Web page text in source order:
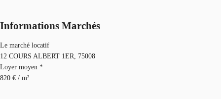
Informations Marchés
Le marché locatif
12 COURS ALBERT 1ER, 75008
Loyer moyen *
820 € / m²